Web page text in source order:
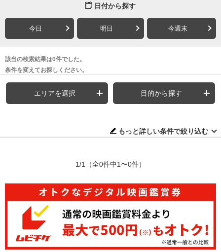
日付から探す
今日 明日 今週末
該当の検索結果は0件でした。
条件を変えてお探しください。
エリアを選択 目的から探す
もっと詳しい条件で絞り込む
1/1 （全0件中1〜0件）